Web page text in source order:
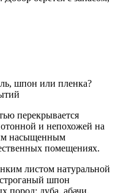
шпон или пленка?
перекрывается
и непохожей на
насыщенным
помещениях.
листом натуральной
шпон